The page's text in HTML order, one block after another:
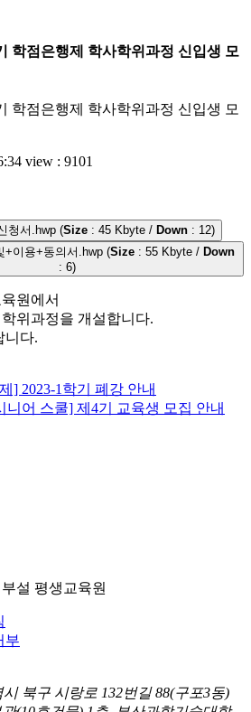
학점은행제 학사학위과정 신입생 모
학점은행제 학사학위과정 신입생 모
view : 9101
청서.hwp (Size : 45 Kbyte / Down : 12)
+이용+동의서.hwp (Size : 55 Kbyte / Down
: 6)
원에서
위과정을 개설합니다.
니다.
] 2023-1학기 폐강 안내
니어 스쿨] 제4기 교육생 모집 안내
부
북구 시랑로 132번길 88(구포3동)